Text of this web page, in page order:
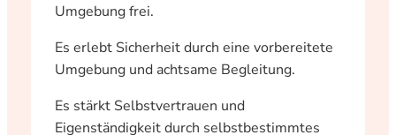
Umgebung frei.
Es erlebt Sicherheit durch eine vorbereitete
Umgebung und achtsame Begleitung.
Es stärkt Selbstvertrauen und
Eigenständigkeit durch selbstbestimmtes